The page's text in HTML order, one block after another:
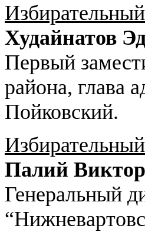
Худайнатов
Первый
района, глава
Пойковский.
Палий
Генеральный